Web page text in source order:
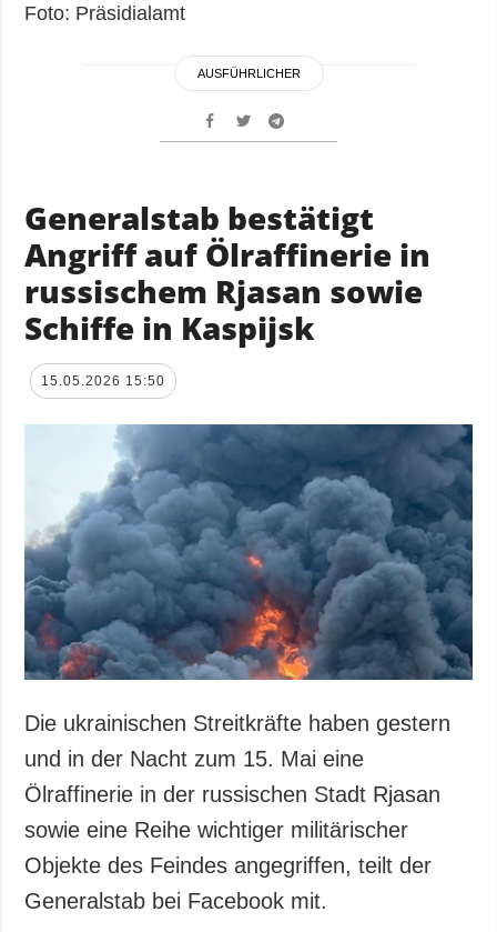
Foto: Präsidialamt
AUSFÜHRLICHER
Generalstab bestätigt
Angriff auf Ölraffinerie in
russischem Rjasan sowie
Schiffe in Kaspijsk
15.05.2026 15:50
Die ukrainischen Streitkräfte haben gestern
und in der Nacht zum 15. Mai eine
Ölraffinerie in der russischen Stadt Rjasan
sowie eine Reihe wichtiger militärischer
Objekte des Feindes angegriffen, teilt der
Generalstab bei Facebook mit.